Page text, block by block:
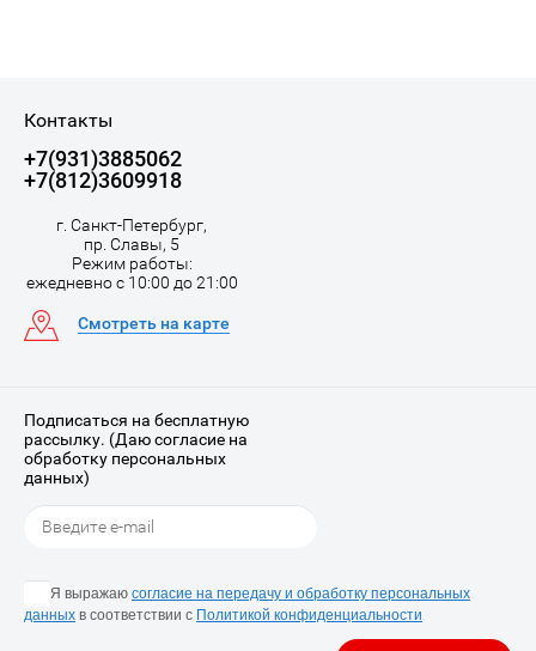
Контакты
+7(931)3885062
+7(812)3609918
г. Санкт-Петербург,
пр. Славы, 5
Режим работы:
ежедневно с 10:00 до 21:00
Смотреть на карте
Подписаться на бесплатную
рассылку. (Даю согласие на
обработку персональных
данных)
Я выражаю согласие на передачу и обработку персональных
данных в соответствии с Политикой конфиденциальности